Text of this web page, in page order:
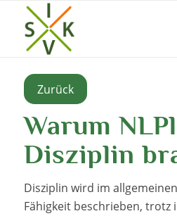
Zurück
Warum
Disziplin
Disziplin wird im
Fähigkeit beschrieben,